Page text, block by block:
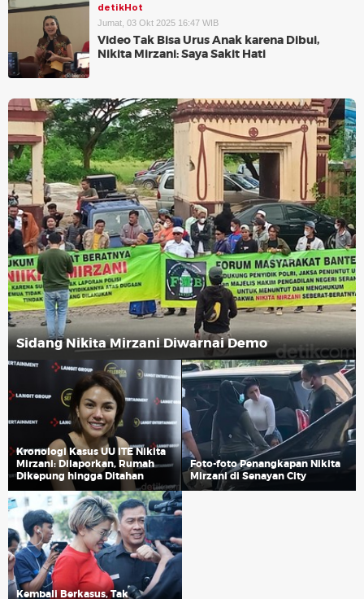
detikHot
Jumat, 03 Okt 2025 16:47 WIB
Video Tak Bisa Urus Anak karena Dibui,
Nikita Mirzani: Saya Sakit Hati
Sidang Nikita Mirzani Diwarnai Demo
Kronologi Kasus UU ITE Nikita
Mirzani: Dilaporkan, Rumah
Dikepung hingga Ditahan
Foto-foto Penangkapan Nikita
Mirzani di Senayan City
Kembali Berkasus, Tak